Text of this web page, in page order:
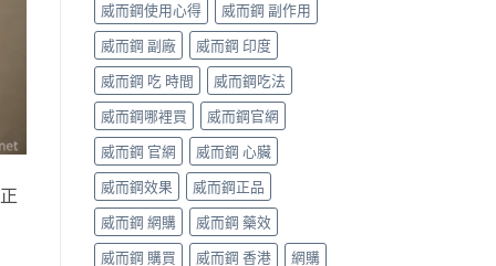
威而鋼使用心得
威而鋼 副作用
威而鋼 副廠
威而鋼 印度
威而鋼 吃 時間
威而鋼吃法
威而鋼哪裡買
威而鋼官網
威而鋼 官網
威而鋼 心臟
威而鋼效果
威而鋼正品
威而鋼 網購
威而鋼 藥效
威而鋼 購買
威而鋼 香港
網購